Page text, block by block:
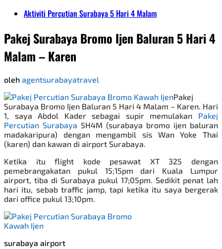
Aktiviti Percutian Surabaya 5 Hari 4 Malam
Pakej Surabaya Bromo Ijen Baluran 5 Hari 4
Malam – Karen
oleh agentsurabayatravel
Pakej
Surabaya Bromo Ijen Baluran 5 Hari 4 Malam – Karen. Hari
1, saya Abdol Kader sebagai supirmemulakan Pakej
Percutian Surabaya 5H4M (surabaya bromo ijen baluran
madakaripura) dengan mengambil sis Wan Yoke Thai
(karen) dan kawan di airport Surabaya.
Ketika itu flight kode pesawat XT 325 dengan
pemebrangakatan pukul 15;15pm dari Kuala Lumpur
airport, tiba di Surabaya pukul 17;05pm. Sedikit penat lah
hari itu, sebab traffic jamp, tapi ketika itu saya bergerak
dari office pukul 13;10pm.
surabaya airport